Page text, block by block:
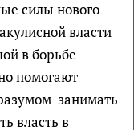
силы нового
власти
в борьбе
помогают
занимать
власть в